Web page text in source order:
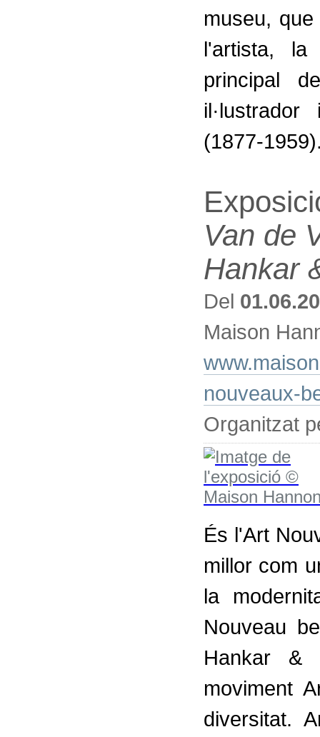
museu,
l'artista,
principal
(1877-
Van de
Hankar
Del
Maison
nouveaux-
Organitzat
És l'Art
millor com
la
Nouveau
Hankar &
moviment
diversitat.